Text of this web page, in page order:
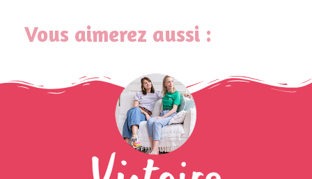
Vous aimerez aussi :